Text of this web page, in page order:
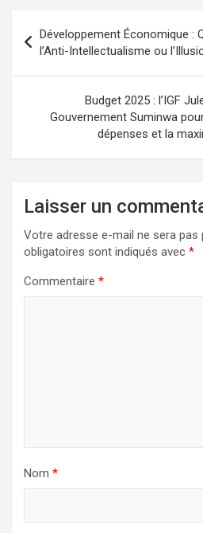
de
l’article
Développement Économique :
l’Anti-Intellectualisme ou
Budget 2025 : l’IGF
Gouvernement Suminwa
dépenses et la
Laisser un
Votre adresse e-mail ne sera pas
obligatoires sont indiqués avec *
Commentaire *
Nom *